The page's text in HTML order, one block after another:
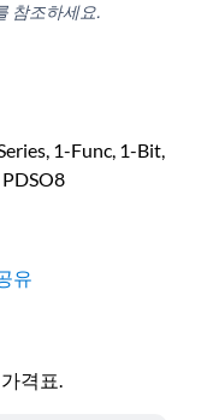
참조하세요.
1-Func, 1-Bit,
유
격표.